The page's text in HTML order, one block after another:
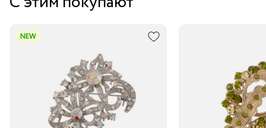
Курьером за 1-2 дня
В пункт выдачи заказов Boxberry
Транспортной компанией по России
Подробнее о сроках доставки
NEW